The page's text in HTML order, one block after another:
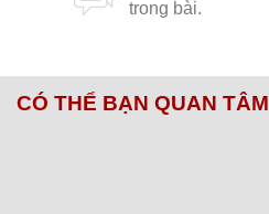
CÓ THỂ BẠN QUAN TÂM